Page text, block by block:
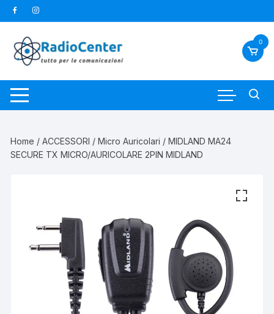
al
contenuto
0
Home /ACCESSORI /Micro Auricolari / MIDLAND MA24
SECURE TX MICRO/AURICOLARE 2PIN MIDLAND